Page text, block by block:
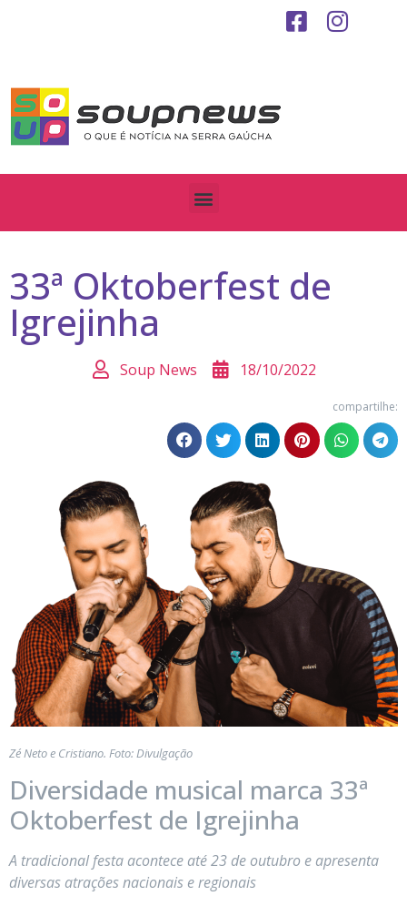
33ª Oktoberfest de
Igrejinha
Soup News 18/10/2022
compartilhe:
Zé Neto e Cristiano. Foto: Divulgação
Diversidade musical marca 33ª
Oktoberfest de Igrejinha
A tradicional festa acontece até 23 de outubro e apresenta
diversas atrações nacionais e regionais